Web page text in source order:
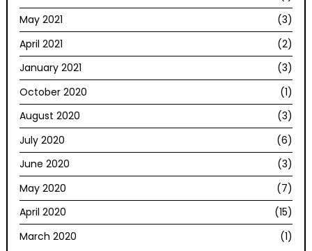
May 2021
(3)
April 2021
(2)
January 2021
(3)
October 2020
(1)
August 2020
(3)
July 2020
(6)
June 2020
(3)
May 2020
(7)
April 2020
(15)
March 2020
(1)